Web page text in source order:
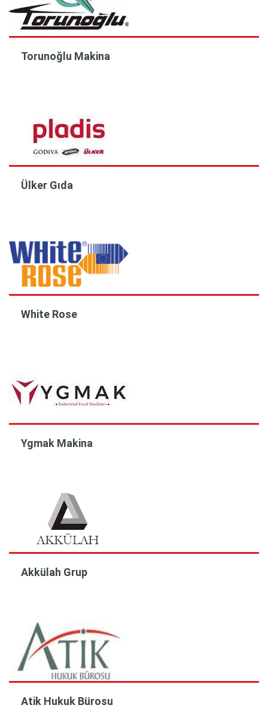
Torunoğlu Makina
Ülker Gıda
White Rose
Ygmak Makina
Akkülah Grup
Atik Hukuk Bürosu